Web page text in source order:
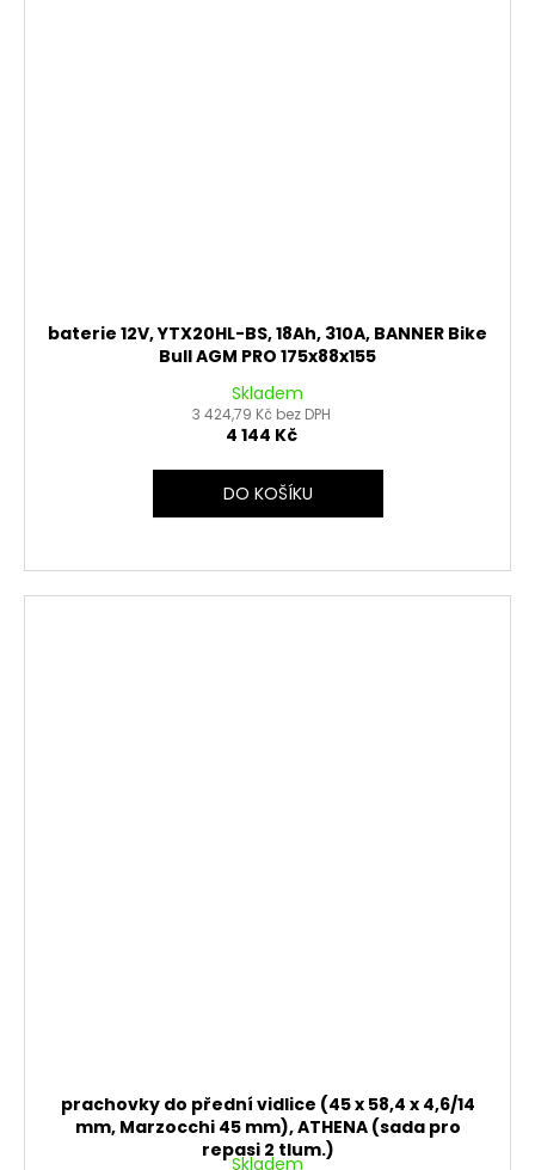
baterie 12V, YTX20HL-BS, 18Ah, 310A, BANNER Bike
Bull AGM PRO 175x88x155
Skladem
3 424,79 Kč bez DPH
4 144 Kč
DO KOŠÍKU
prachovky do přední vidlice (45 x 58,4 x 4,6/14
mm, Marzocchi 45 mm), ATHENA (sada pro
repasi 2 tlum.)
Skladem